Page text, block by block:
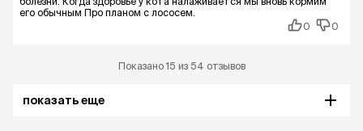
его обычным Про планом с лососем.
0
0
Показано 15 из 54 отзывов
показать еще